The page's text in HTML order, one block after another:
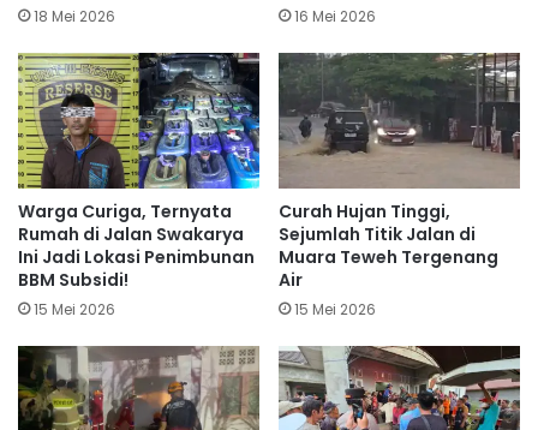
18 Mei 2026 16 Mei 2026
Warga Curiga, Ternyata
Rumah di Jalan Swakarya
Ini Jadi Lokasi Penimbunan
BBM Subsidi!
15 Mei 2026
Curah Hujan Tinggi,
Sejumlah Titik Jalan di
Muara Teweh Tergenang
Air
15 Mei 2026